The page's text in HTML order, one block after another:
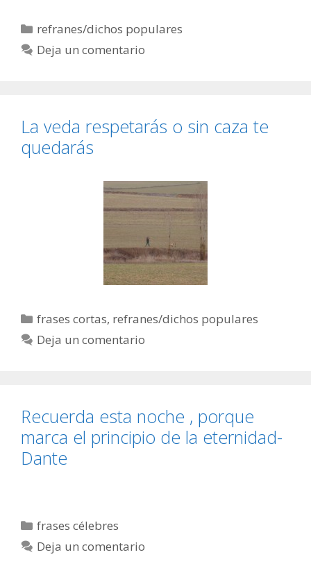
Categorías
refranes/dichos populares
Deja un comentario
La veda respetarás o sin caza te
quedarás
Categorías
frases cortas, refranes/dichos populares
Deja un comentario
Recuerda esta noche , porque
marca el principio de la eternidad-
Dante
Categorías
frases célebres
Deja un comentario